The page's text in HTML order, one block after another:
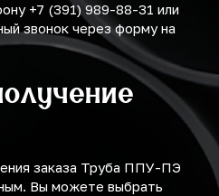
+7 (391) 989-88-31 или
звонок через форму на
заказа Труба ППУ-ПЭ
Вы можете выбрать